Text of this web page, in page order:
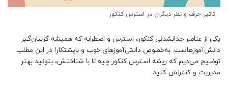
تاثیر حرف و نظر دیگران در استرس کنکور
یکی از عناصر جدانشدنی کنکور، استرس و اضطرابه که همیشه گریبان‌گیر
دانش‌آموزهاست. به‌خصوص دانش‌آموزهای خوب و باپشتکار! در این مطلب
توضیح می‌دیم که ریشه استرس کنکور چیه تا با شناختش، بتونید بهتر
مدیریت و کنترلش کنید.